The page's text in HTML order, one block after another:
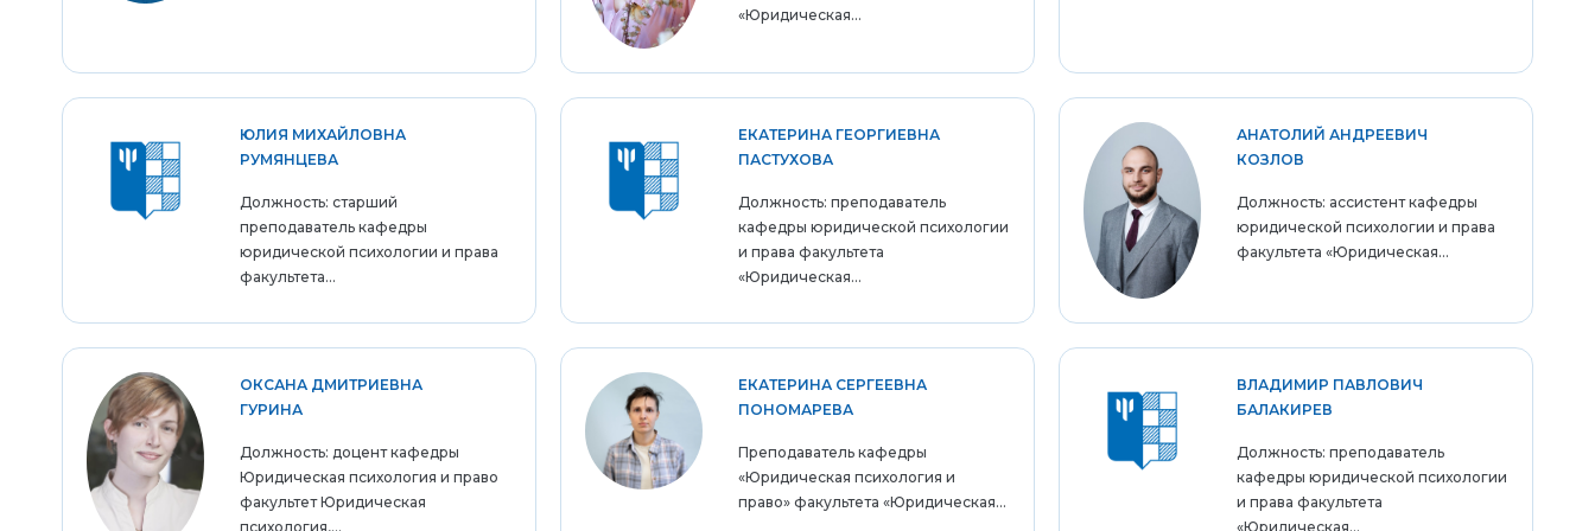
«Юридическая...
ЮЛИЯ МИХАЙЛОВНА
РУМЯНЦЕВА
Должность: старший
преподаватель кафедры
юридической психологии и права
факультета...
ЕКАТЕРИНА ГЕОРГИЕВНА
ПАСТУХОВА
Должность: преподаватель
кафедры юридической психологии
и права факультета
«Юридическая...
АНАТОЛИЙ АНДРЕЕВИЧ
КОЗЛОВ
Должность: ассистент кафедры
юридической психологии и права
факультета «Юридическая...
ОКСАНА ДМИТРИЕВНА
ГУРИНА
Должность: доцент кафедры
Юридическая психология и право
факультет Юридическая
психология,...
ЕКАТЕРИНА СЕРГЕЕВНА
ПОНОМАРЕВА
Преподаватель кафедры
«Юридическая психология и
право» факультета «Юридическая...
ВЛАДИМИР ПАВЛОВИЧ
БАЛАКИРЕВ
Должность: преподаватель
кафедры юридической психологии
и права факультета
«Юридическая...